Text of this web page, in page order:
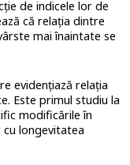
de indicele lor de
că relația dintre
mai înaintate se
evidențiază relația
Este primul studiu la
modificările în
longevitatea